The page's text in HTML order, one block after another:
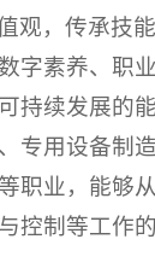
观，传承技
字素养、职
持续发展的
专用设备制
职业，能够
控制等工作的